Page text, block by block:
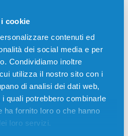
cookie
contenuti ed
dei social media e per
Condividiamo inoltre
utilizza il nostro sito con i
di analisi dei dati web,
quali potrebbero combinarle
ha fornito loro o che hanno
loro servizi.
Mita TK810C 370PC5KL
Kyocera-Mita FS-
€
IN 3-5 GIORNI
al carrello